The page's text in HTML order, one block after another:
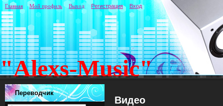
"Alexs-Music"
Главная Мой профиль Выход Регистрация Вход
Переводчик
Видео